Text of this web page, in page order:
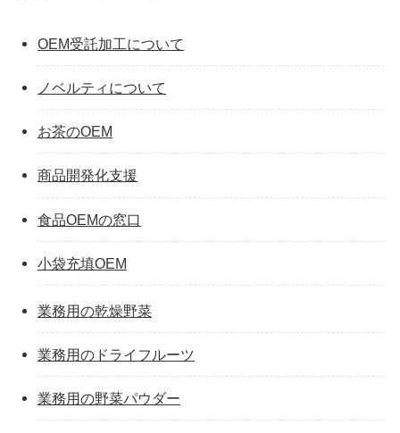
OEM受託加工について
ノベルティについて
お茶のOEM
商品開発化支援
食品OEMの窓口
小袋充填OEM
業務用の乾燥野菜
業務用のドライフルーツ
業務用の野菜パウダー